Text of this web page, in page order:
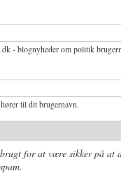
- blognyheder om politik
til dit brugernavn.
for at være sikker på at